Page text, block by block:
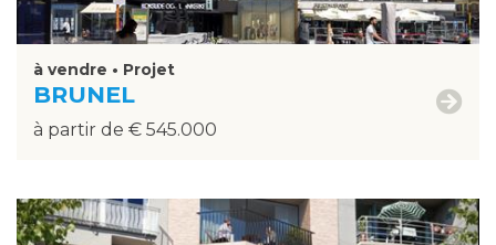
à vendre • Projet
BRUNEL
à partir de € 545.000